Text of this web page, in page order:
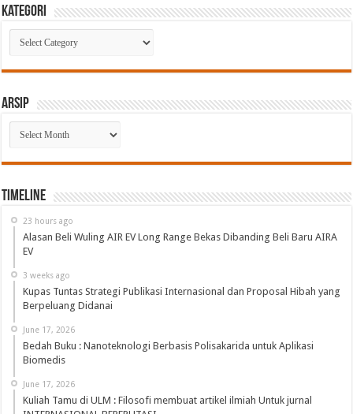
Kategori
Kategori
Arsip
Arsip
Timeline
23 hours ago
Alasan Beli Wuling AIR EV Long Range Bekas Dibanding Beli Baru AIRA
EV
3 weeks ago
Kupas Tuntas Strategi Publikasi Internasional dan Proposal Hibah yang
Berpeluang Didanai
June 17, 2026
Bedah Buku : Nanoteknologi Berbasis Polisakarida untuk Aplikasi
Biomedis
June 17, 2026
Kuliah Tamu di ULM : Filosofi membuat artikel ilmiah Untuk jurnal